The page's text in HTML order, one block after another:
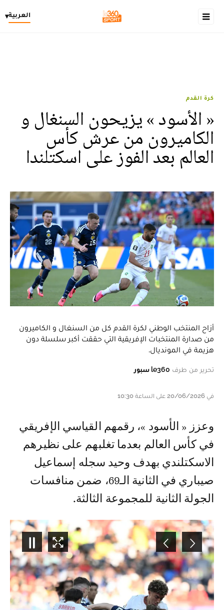
العربية▾
كرة القدم
« الأسود » يزيحون السنغال و
الكاميرون من عرش كأس
العالم بعد الفوز على اسكتلندا
أزاح المنتخب الوطني لكرة القدم كل من السنغال و الكاميرون
من صدارة المنتخبات الإفريقية التي حققت أكبر سلسلة دون
هزيمة في المونديال.
تحرير من طرف le360 سبور
في 20/06/2026 على الساعة 10:30
و عزز « الأسود »، رقمهم القياسي الإفريقي
في كأس العالم بعدما تغلبهم على نظيرهم
الاسكتلندي بهدف وحيد سجله إسماعيل
صيباري في الثانية الـ69، ضمن منافسات
الجولة الثانية للمجموعة الثالثة.